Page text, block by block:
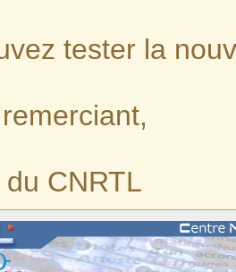
tester la
CNRTL